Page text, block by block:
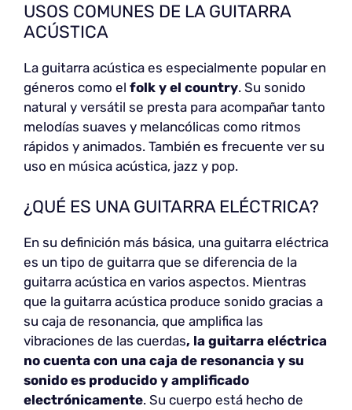
USOS COMUNES DE LA GUITARRA
ACÚSTICA
La guitarra acústica es especialmente popular en
géneros como el folk y el country. Su sonido
natural y versátil se presta para acompañar tanto
melodías suaves y melancólicas como ritmos
rápidos y animados. También es frecuente ver su
uso en música acústica, jazz y pop.
¿QUÉ ES UNA GUITARRA ELÉCTRICA?
En su definición más básica, una guitarra eléctrica
es un tipo de guitarra que se diferencia de la
guitarra acústica en varios aspectos. Mientras
que la guitarra acústica produce sonido gracias a
su caja de resonancia, que amplifica las
vibraciones de las cuerdas, la guitarra eléctrica
no cuenta con una caja de resonancia y su
sonido es producido y amplificado
electrónicamente. Su cuerpo está hecho de